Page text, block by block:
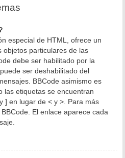
especial de HTML, ofrece un
objetos particulares de las
debe ser habilitado por la
ser deshabilitado del
BBCode asimismo es
las etiquetas se encuentran
] en lugar de < y >. Para más
El enlace aparece cada